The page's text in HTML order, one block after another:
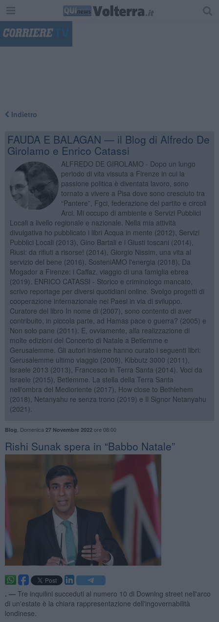
Indietro
FAUDA E BALAGAN — il Blog di Alfredo De
Girolamo e Enrico Catassi
ALFREDO DE GIROLAMO - Dopo un lungo
periodo di vita vissuta a Firenze in cui la
passione politica è diventata lavoro, sono
tornato a vivere a Pisa dove sono cresciuto tra
“Pantere”, Fgci, federazione del partito e circoli
Arci. Mi occupo di ambiente e Servizi Pubblici
Locali a livello regionale e nazionale. Nella mia attività
divulgativa ho pubblicato i libri Acqua in mente (2012), Servizi
Pubblici Locali (2013), Gino Bartali e i Giusti toscani (2014),
Riusi: da rifiuti a risorse! (2014), Giorgio Nissim, una vita al
servizio del bene (2016), SosteniAMO l'energia (2018), Da
Mogador a Firenze: i Caffaz, viaggio di una famiglia ebrea
(2019). ENRICO CATASSI - Storico e criminologo mancato,
scrivo reportage per diversi quotidiani online. Svolgo progetti di
cooperazione internazionale nei Paesi in via di sviluppo.
Curatore del libro In nome di (2007), sono contento di aver
contribuito, in piccola parte, ad Hamas pace o guerra? (2005) e
Non solo pane (2011). E, ovviamente, alla realizzazione di
molte edizioni del Concerto di Natale a Betlemme e
Gerusalemme. Gli autori insieme hanno curato i seguenti libri:
Gerusalemme ultimo viaggio (2009), Kibbutz 3000 (2011),
Israele 2013 (2013), Francesco in Terra Santa (2014). Voci da
Israele (2015), Betlemme. La stella della Terra Santa
nell'ombra del Medioriente (2017), How close to Bethlehem
(2018), Netanyahu re senza trono (2019) e Il Signor Netanyahu
(2021).
Blog Domenica 27 Novembre 2022ore 08:00
Rishi Sunak spera in “Babbo Natale”
. — Tre inquilini succeduti al numero 10 di Downing street nell'arco
di un'estate è la chiara rappresentazione dell'ingovernabilità
londinese.